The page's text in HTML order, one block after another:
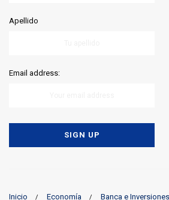
Apellido
Email address:
Inicio Economía Banca e Inversiones